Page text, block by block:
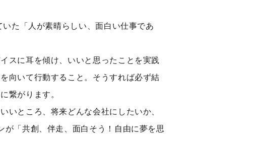
た「人が素晴らしい、面白い仕事であ
スに耳を傾け、いいと思ったことを実践
向いて行動すること。そうすれば必ず結
繋がります。
いところ、将来どんな会社にしたいか、
「共創、伴走、面白そう！自由に夢を思